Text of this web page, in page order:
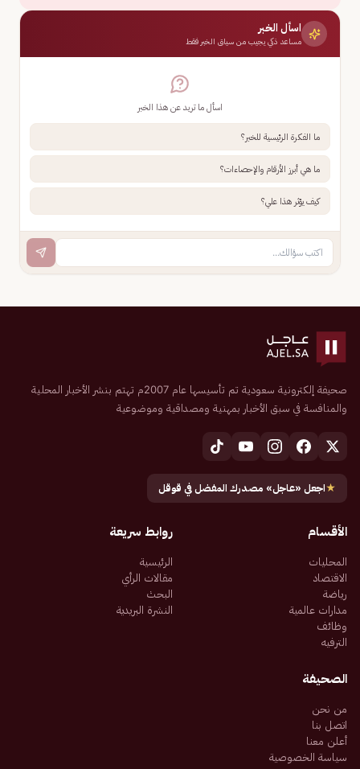
اسأل الخبر
مساعد ذكي يجيب من سياق الخبر فقط
اسأل ما تريد عن هذا الخبر
ما الفكرة الرئيسية للخبر؟
ما هي أبرز الأرقام والإحصاءات؟
كيف يؤثر هذا علي؟
صحيفة إلكترونية سعودية تم تأسيسها عام 2007م تهتم بنشر الأخبار المحلية
والمنافسة في سبق الأخبار بمهنية ومصداقية وموضوعية
★اجعل «عاجل» مصدرك المفضل في قوقل
الأقسام
المحليات
الاقتصاد
رياضة
مدارات عالمية
وظائف
الترفيه
روابط سريعة
الرئيسية
مقالات الرأي
البحث
النشرة البريدية
الصحيفة
من نحن
اتصل بنا
أعلن معنا
سياسة الخصوصية